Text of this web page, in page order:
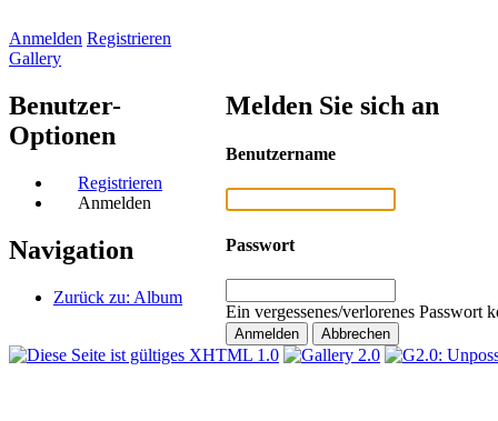
Anmelden Registrieren
Gallery
Benutzer-
Optionen
Registrieren
Anmelden
Navigation
Zurück zu: Album
Melden Sie sich an
Benutzername
Passwort
Ein vergessenes/verlorenes Passwort